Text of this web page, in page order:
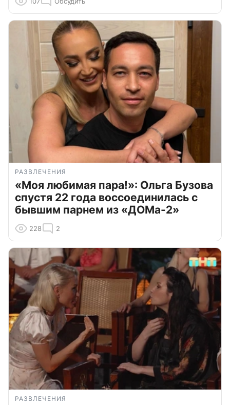
РАЗВЛЕЧЕНИЯ
«Моя любимая пара!»: Ольга Бузова
спустя 22 года воссоединилась с
бывшим парнем из «ДОМа-2»
228 2
РАЗВЛЕЧЕНИЯ